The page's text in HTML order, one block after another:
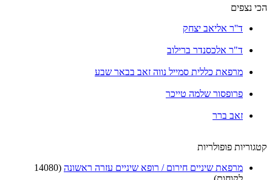
הכי נצפים
ד''ר אליאב יצחק
ד"ר אלכסנדר ברילוב
מרפאת כללית סמייל נווה זאב בבאר שבע
פרופסור שלמה טייכר
זאב ברר
קטגוריות פופולריות
מרפאת שיניים חירום / רופא שיניים עזרה ראשונה (14080